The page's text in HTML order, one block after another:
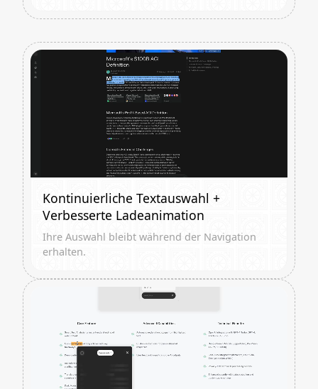
Kontinuierliche Textauswahl +
Verbesserte Ladeanimation
Ihre Auswahl bleibt während der Navigation
erhalten.